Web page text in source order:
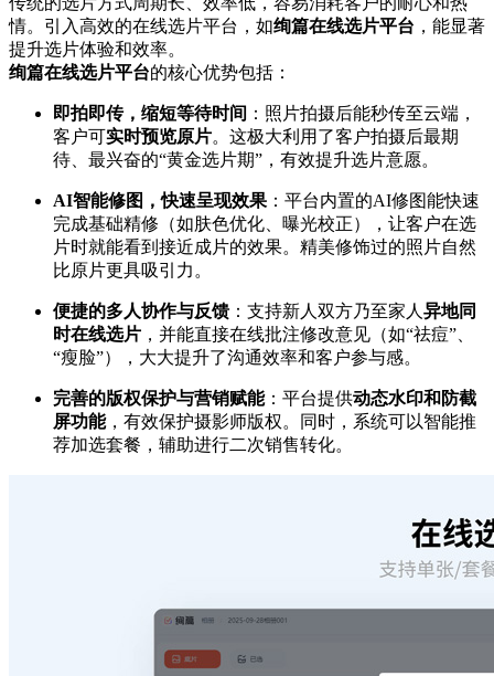
情。引入高效的在线选片平台，如绚篇在线选片平台 ，能显著
提升选片体验和效率。
绚篇在线选片平台的核心优势包括：
即拍即传，缩短等待时间 ：照片拍摄后能秒传至云端，
客户可实时预览原片。这极大利用了客户拍摄后最期
待、最兴奋的“黄金选片期”，有效提升选片意愿。
AI智能修图，快速呈现效果 ：平台内置的AI修图能快速
完成基础精修（如肤色优化、曝光校正），让客户在选
片时就能看到接近成片的效果。精美修饰过的照片自然
比原片更具吸引力。
便捷的多人协作与反馈 ：支持新人双方乃至家人 异地同
时在线选片 ，并能直接在线批注修改意见（如“祛痘”、
“瘦脸”），大大提升了沟通效率和客户参与感。
完善的版权保护与营销赋能：平台提供动态水印和防截
屏功能，有效保护摄影师版权。同时，系统可以智能推
荐加选套餐，辅助进行二次销售转化。